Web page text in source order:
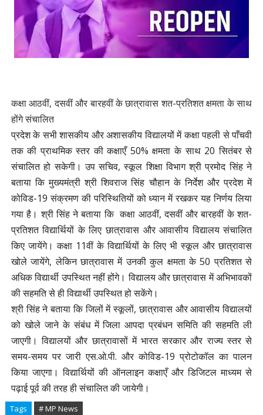
कक्षा आठवीं, दसवीं और बारहवीं के छात्रावास शत-प्रतिशत क्षमता के साथ
होंगे संचालित
प्रदेश के सभी शासकीय और अशासकीय विद्यालयों में कक्षा पहली से पाँचवी
तक की प्राथमिक स्तर की कक्षाएँ 50% क्षमता के साथ 20 सितंबर से
संचालित हो सकेगी। उप सचिव, स्कूल शिक्षा विभाग श्री प्रमोद सिंह ने
बताया कि मुख्यमंत्री श्री शिवराज सिंह चौहान के निर्देश और प्रदेश में
कोविड-19 संक्रमण की परिस्थितियों को ध्यान में रखकर यह निर्णय लिया
गया है। श्री सिंह ने बताया कि कक्षा आठवीं, दसवीं और बारहवीं के शत-
प्रतिशत विद्यार्थियों के लिए छात्रावास और आवासीय विद्यालय संचालित
किए जायेंगे। कक्षा 11वीं के विद्यार्थियों के लिए भी स्कूल और छात्रावास
खोले जायेंगे, लेकिन छात्रावास में उनकी कुल क्षमता के 50 प्रतिशत से
अधिक विद्यार्थी उपस्थित नहीं होंगे। विद्यालय और छात्रावास में अभिभावकों
की सहमति से ही विद्यार्थी उपस्थित हो सकेंगे।
श्री सिंह ने बताया कि जिलों में स्कूलों, छात्रावास और आवासीय विद्यालयों
को खोले जाने के संबंध में जिला आपदा प्रबंधन समिति की सहमति ली
जाएगी। विद्यालयों और छात्रावासों में भारत सरकार और राज्य स्तर से
समय-समय पर जारी एस.ओ.पी. और कोविड-19प्रोटोकॉल का पालन
किया जाएगा। विद्यार्थियों की ऑनलाइन कक्षाएँ और डिजिटल माध्यम से
पढ़ाई पूर्व की तरह ही संचालित की जायेगी।
Tags # MP News